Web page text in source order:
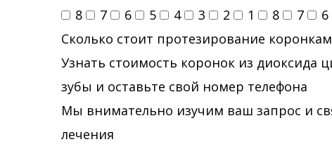
8
7 6 5 4 3 2 1 8 7 6
Сколько стоит протезирование
Узнать стоимость коронок из диоксида
зубы и оставьте свой номер телефона
Мы внимательно изучим ваш запрос и
лечения